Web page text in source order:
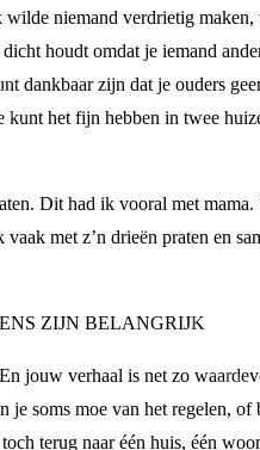
niemand verdrietig
houdt omdat je iemand
dankbaar zijn dat je ouders
het fijn hebben in twee
Dit had ik vooral met
met z’n drieën praten en
ZIJN BELANGRIJK
jouw verhaal is net zo
soms moe van het regelen,
terug naar één huis, één